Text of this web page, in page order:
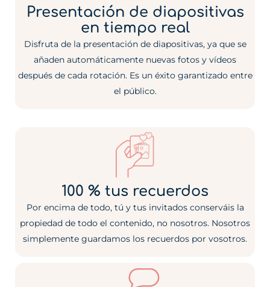
Presentación de diapositivas
en tiempo real
Disfruta de la presentación de diapositivas, ya que se
añaden automáticamente nuevas fotos y vídeos
después de cada rotación. Es un éxito garantizado entre
el público.
100 % tus recuerdos
Por encima de todo, tú y tus invitados conserváis la
propiedad de todo el contenido, no nosotros. Nosotros
simplemente guardamos los recuerdos por vosotros.